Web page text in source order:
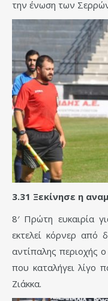
την ένωση των
3.31 Ξεκίνησε η
8′ Πρώτη ευκαιρία
εκτελεί κόρνερ από
αντίπαλης περιοχής
που καταλήγει λίγο
Ζιάκκα.